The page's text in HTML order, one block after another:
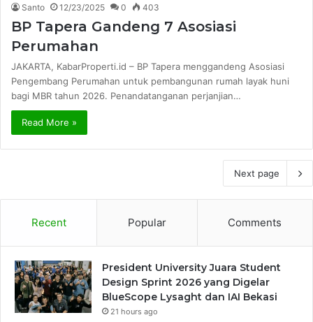
Santo 12/23/2025 0 403
BP Tapera Gandeng 7 Asosiasi
Perumahan
JAKARTA, KabarProperti.id – BP Tapera menggandeng Asosiasi
Pengembang Perumahan untuk pembangunan rumah layak huni
bagi MBR tahun 2026. Penandatanganan perjanjian…
Read More »
Next page
Recent Popular Comments
President University Juara Student
Design Sprint 2026 yang Digelar
BlueScope Lysaght dan IAI Bekasi
21 hours ago